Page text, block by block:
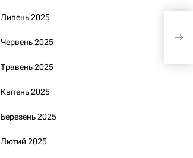
Липень 2025
Червень 2025
Травень 2025
Квітень 2025
Березень 2025
Лютий 2025